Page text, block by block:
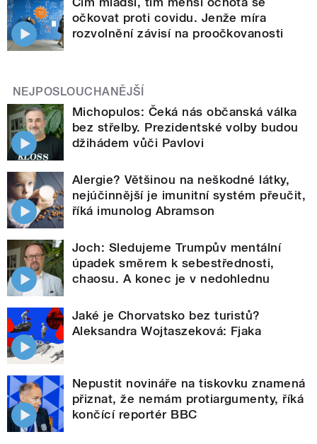
očkovat proti covidu. Jenže míra
rozvolnění závisí na proočkovanosti
NEJPOSLOUCHANĚJŠÍ
Michopulos: Čeká nás občanská válka
bez střelby. Prezidentské volby budou
džihádem vůči Pavlovi
Alergie? Většinou na neškodné látky,
nejúčinnější je imunitní systém přeučit,
říká imunolog Abramson
Joch: Sledujeme Trumpův mentální
úpadek směrem k sebestřednosti,
chaosu. A konec je v nedohlednu
Jaké je Chorvatsko bez turistů?
Aleksandra Wojtaszeková: Fjaka
Nepustit novináře na tiskovku znamená
přiznat, že nemám protiargumenty, říká
končící reportér BBC